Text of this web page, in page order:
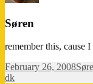
Søren
remember this, cause
Posted
on
February 26, 2008
dk